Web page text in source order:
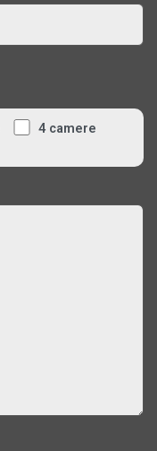
4 camere